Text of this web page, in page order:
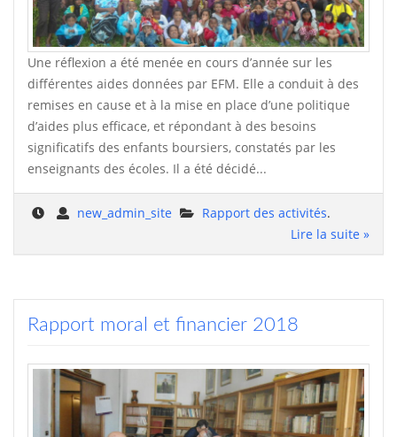
Une réflexion a été menée en cours d’année sur les
différentes aides données par EFM. Elle a conduit à des
remises en cause et à la mise en place d’une politique
d’aides plus efficace, et répondant à des besoins
significatifs des enfants boursiers, constatés par les
enseignants des écoles. Il a été décidé...
new_admin_site Rapport des activités.
Lire la suite »
Rapport moral et financier 2018